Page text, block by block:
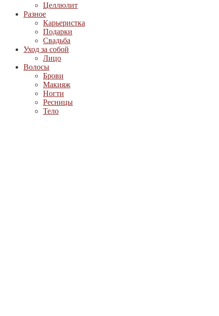
Целлюлит
Разное
Карьеристка
Подарки
Свадьба
Уход за собой
Лицо
Волосы
Брови
Макияж
Ногти
Ресницы
Тело